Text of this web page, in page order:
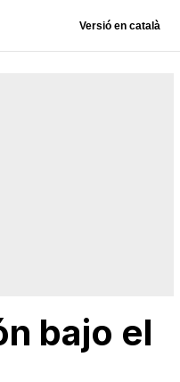
Versió en català
bajo el